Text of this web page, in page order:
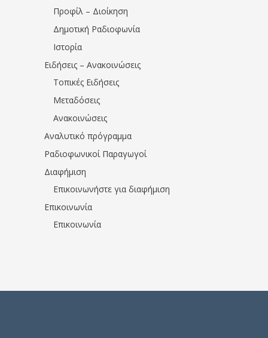
Προφίλ – Διοίκηση
Δημοτική Ραδιοφωνία
Ιστορία
Ειδήσεις – Ανακοινώσεις
Τοπικές Ειδήσεις
Μεταδόσεις
Ανακοινώσεις
Αναλυτικό πρόγραμμα
Ραδιοφωνικοί Παραγωγοί
Διαφήμιση
Επικοινωνήστε για διαφήμιση
Επικοινωνία
Επικοινωνία